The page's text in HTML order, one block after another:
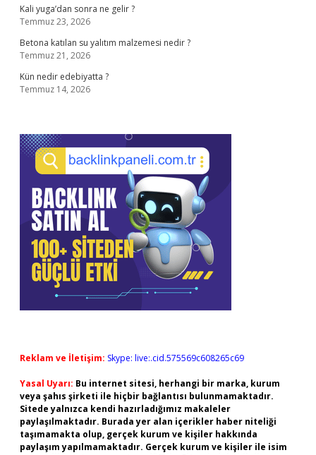
Kali yuga’dan sonra ne gelir ?
Temmuz 23, 2026
Betona katılan su yalıtım malzemesi nedir ?
Temmuz 21, 2026
Kün nedir edebiyatta ?
Temmuz 14, 2026
Reklam ve İletişim: Skype: live:.cid.575569c608265c69
Yasal Uyarı: Bu internet sitesi, herhangi bir marka, kurum
veya şahıs şirketi ile hiçbir bağlantısı bulunmamaktadır.
Sitede yalnızca kendi hazırladığımız makaleler
paylaşılmaktadır. Burada yer alan içerikler haber niteliği
taşımamakta olup, gerçek kurum ve kişiler hakkında
paylaşım yapılmamaktadır. Gerçek kurum ve kişiler ile isim